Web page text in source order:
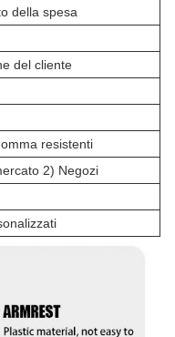
della spesa
del cliente
resistenti
2) Negozi